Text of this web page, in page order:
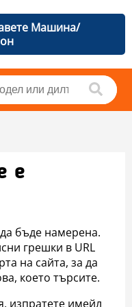
Машина/
е
бъде намерена.
грешки в URL
на сайта, за да
което търсите.
изпратете имейл